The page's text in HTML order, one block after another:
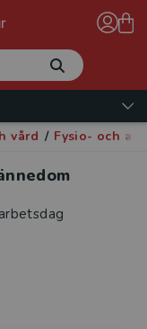
vård / Fysio- och